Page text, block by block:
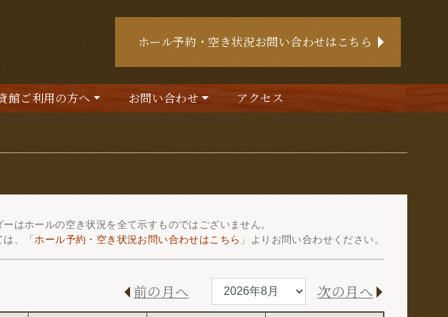
ル ホール予約・空き状況お問い合わせはこちら
館ご利用の方へ お問い合わせ アクセス
はホールの空き状況を全て示すものではございません。
、「 ホール予約・空き状況お問い合わせはこちら 」よりお問い合わせください。
前の月へ 次の月へ